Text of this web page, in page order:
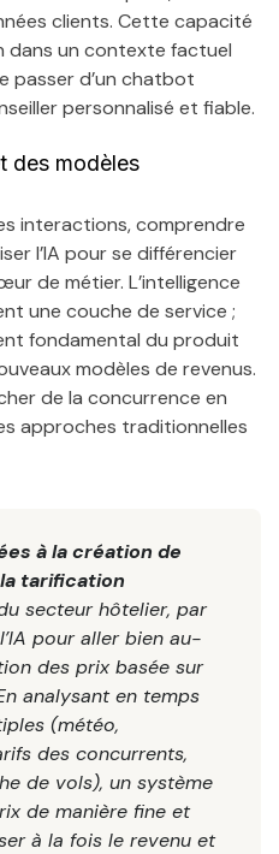
clients. Cette capacité
dans un contexte factuel
passer d’un chatbot
personnalisé et fiable.
des modèles
interactions, comprendre
l’IA pour se différencier
de métier. L’intelligence
une couche de service ;
fondamental du produit
modèles de revenus.
de la concurrence en
approches traditionnelles
à la création de
la tarification
secteur hôtelier, par
pour aller bien au-
des prix basée sur
analysant en temps
(météo,
des concurrents,
de vols), un système
de manière fine et
à la fois le revenu et